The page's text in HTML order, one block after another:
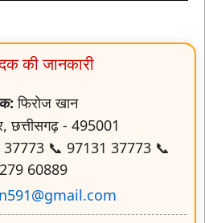
की जानकारी
फिरोज खान
छत्तीसगढ़ - 495001
37773 📞 97131 37773 📞
60889